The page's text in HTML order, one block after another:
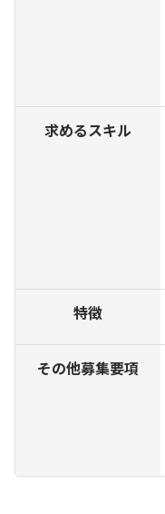
求めるスキル
特徴
その他募集要項